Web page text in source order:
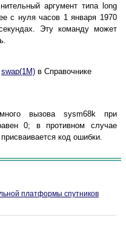
аргумент типа long
с нуля часов 1 января 1970
Эту команду может
swap(1M) в Справочнике
вызова sysm68k при
0; в противном случае
код ошибки.
платформы спутников